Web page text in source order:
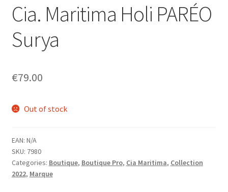
enfant
Femme
Maillot de bain Femme
Cia. Maritima Holi PARÉO
Surya
€79.00
Out of stock
EAN: N/A
SKU: 7980
Categories: Boutique, Boutique Pro, Cia Maritima, Collection
2022, Marque